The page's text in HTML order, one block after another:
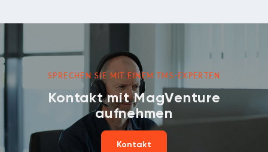
SPRECHEN SIE MIT EINEM TMS-EXPERTEN
Kontakt mit MagVenture
aufnehmen
Kontakt